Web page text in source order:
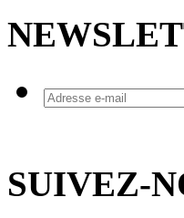
SUIVEZ-